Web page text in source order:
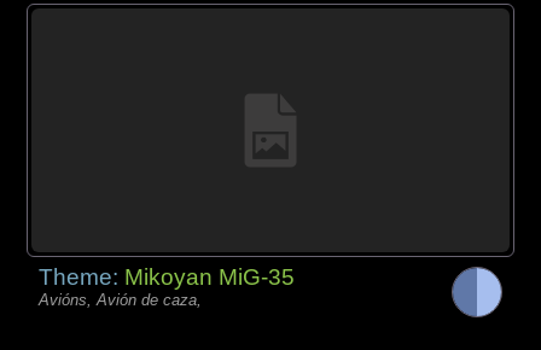
Theme: Mikoyan MiG-35
Avións, Avión de caza,